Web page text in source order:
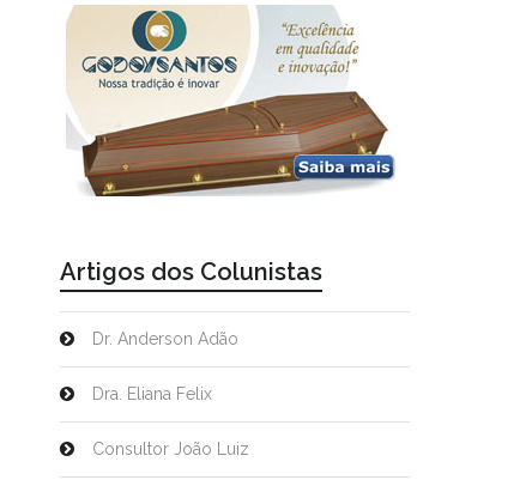
Artigos dos Colunistas
Dr. Anderson Adão
Dra. Eliana Felix
Consultor João Luiz